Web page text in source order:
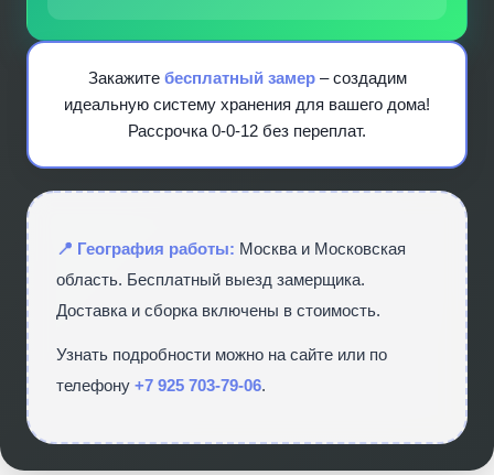
Закажите бесплатный замер– создадим
идеальную систему хранения для вашего дома!
Рассрочка 0-0-12 без переплат.
📍 География работы: Москва и Московская
область. Бесплатный выезд замерщика.
Доставка и сборка включены в стоимость.
Узнать подробности можно на сайте или по
телефону +7 925 703-79-06.